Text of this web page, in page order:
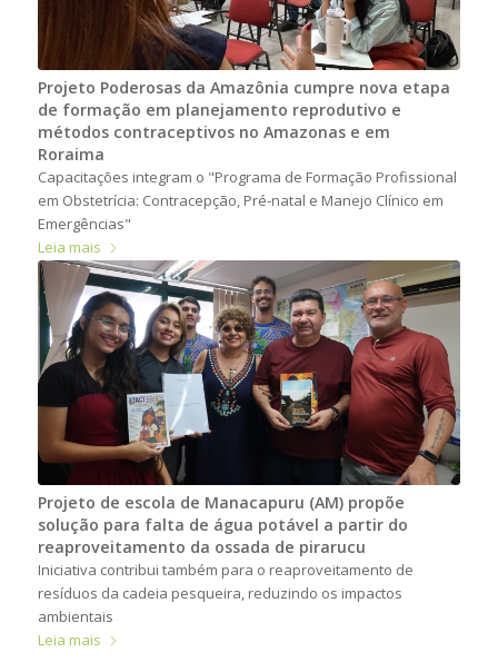
Projeto Poderosas da Amazônia cumpre nova etapa
de formação em planejamento reprodutivo e
métodos contraceptivos no Amazonas e em
Roraima
Capacitações integram o "Programa de Formação Profissional
em Obstetrícia: Contracepção, Pré-natal e Manejo Clínico em
Emergências"
Leia mais
Projeto de escola de Manacapuru (AM) propõe
solução para falta de água potável a partir do
reaproveitamento da ossada de pirarucu
Iniciativa contribui também para o reaproveitamento de
resíduos da cadeia pesqueira, reduzindo os impactos
ambientais
Leia mais